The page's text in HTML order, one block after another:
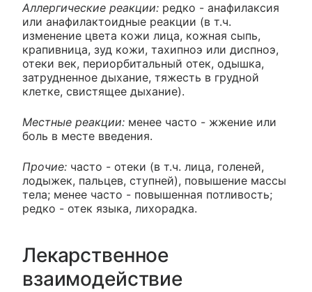
Аллергические реакции: редко - анафилаксия
или анафилактоидные реакции (в т.ч.
изменение цвета кожи лица, кожная сыпь,
крапивница, зуд кожи, тахипноэ или диспноэ,
отеки век, периорбитальный отек, одышка,
затрудненное дыхание, тяжесть в грудной
клетке, свистящее дыхание).
Местные реакции: менее часто - жжение или
боль в месте введения.
Прочие: часто - отеки (в т.ч. лица, голеней,
лодыжек, пальцев, ступней), повышение массы
тела; менее часто - повышенная потливость;
редко - отек языка, лихорадка.
Лекарственное
взаимодействие